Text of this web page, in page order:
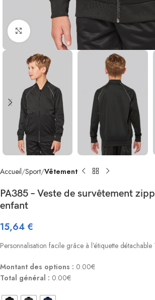
Click to enlarge
Accueil Sport Vêtement
PA385 – Veste de survêtement
enfant
15,64 €
Personnalisation facile grâce à l’étiquette détachable
Montant des options : 0.00€
Total général : 0.00€